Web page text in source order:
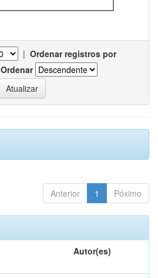
| Ordenar registros por
Ordenar
Anterior 1 Póximo
Autor(es)